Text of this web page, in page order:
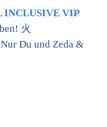
INCLUSIVE VIP
火
Du und Zeda &